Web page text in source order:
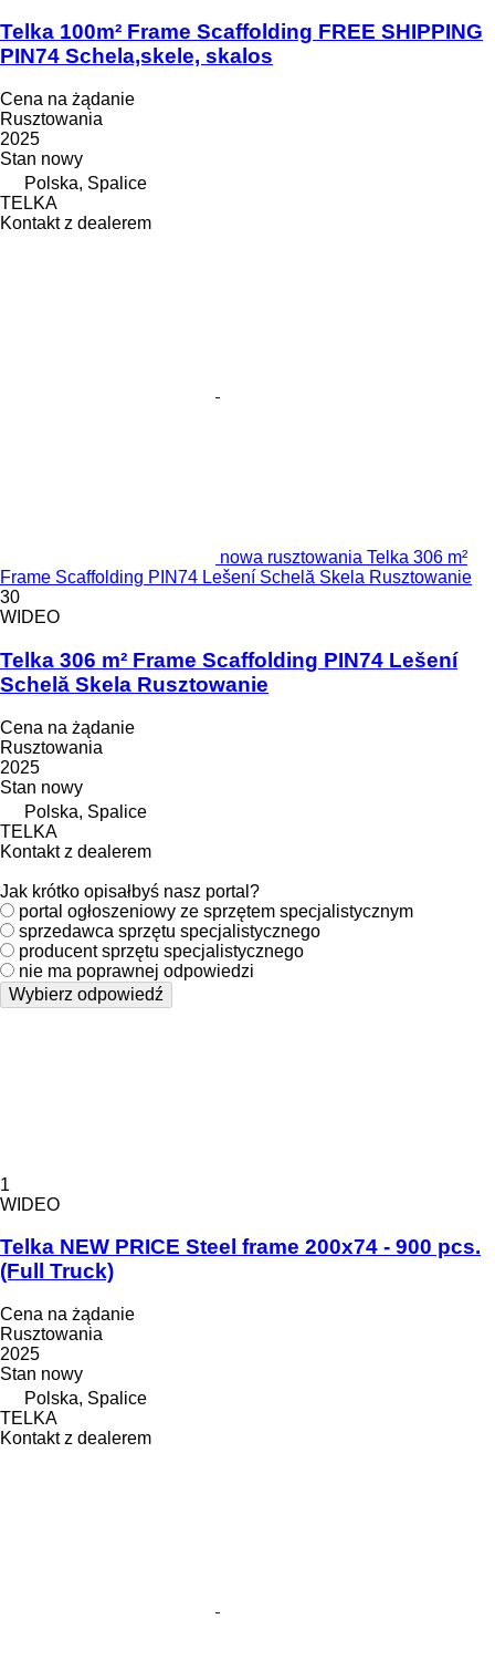
Telka 100m² Frame Scaffolding FREE SHIPPING
PIN74 Schela,skele, skalos
Cena na żądanie
Rusztowania
2025
Stan nowy
Polska, Spalice
TELKA
Kontakt z dealerem
nowa rusztowania Telka 306 m²
Frame Scaffolding PIN74 Lešení Schelă Skela Rusztowanie
30
WIDEO
Telka 306 m² Frame Scaffolding PIN74 Lešení
Schelă Skela Rusztowanie
Cena na żądanie
Rusztowania
2025
Stan nowy
Polska, Spalice
TELKA
Kontakt z dealerem
Jak krótko opisałbyś nasz portal?
portal ogłoszeniowy ze sprzętem specjalistycznym
sprzedawca sprzętu specjalistycznego
producent sprzętu specjalistycznego
nie ma poprawnej odpowiedzi
Wybierz odpowiedź
1
WIDEO
Telka NEW PRICE Steel frame 200x74 - 900 pcs.
(Full Truck)
Cena na żądanie
Rusztowania
2025
Stan nowy
Polska, Spalice
TELKA
Kontakt z dealerem